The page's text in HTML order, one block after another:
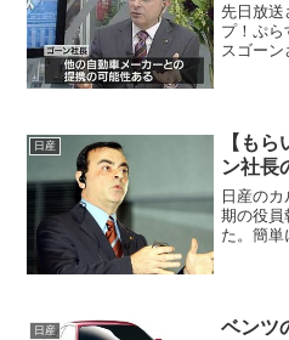
先日放送
プ！ぷら
スゴーン
日産
【も
ン社長
日産の
期の役員
た。簡単
日産
ベンツ